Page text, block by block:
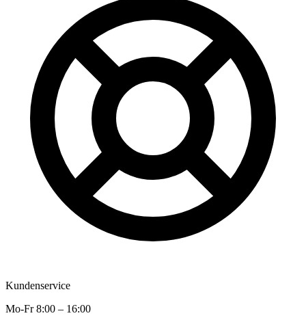
Kundenservice
Mo-Fr 8:00 – 16:00